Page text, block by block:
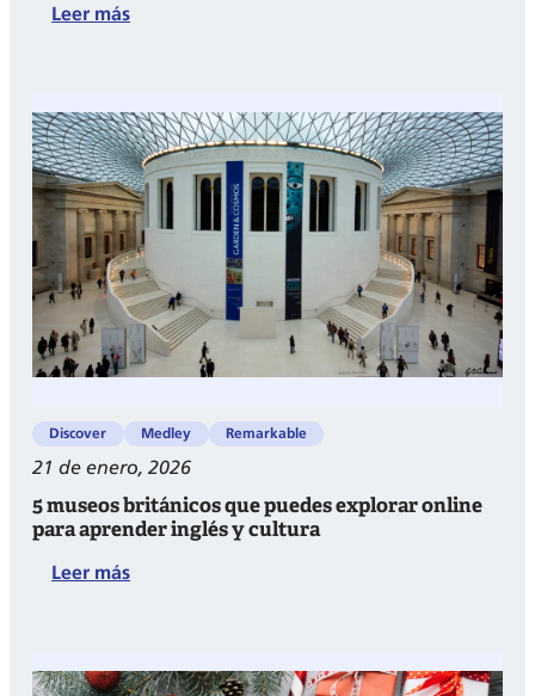
Leer más:
en
Inglés:
Definidos
e
Indefinidos
Discover Medley Remarkable
21 de enero, 2026
5 museos británicos que puedes explorar online
para aprender inglés y cultura
Leer más:
británicos